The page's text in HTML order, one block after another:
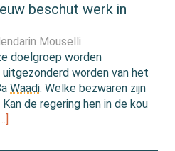
beschut werk in
Mouselli
doelgroep worden
worden van het
Waadi. Welke bezwaren zijn
de regering hen in de kou